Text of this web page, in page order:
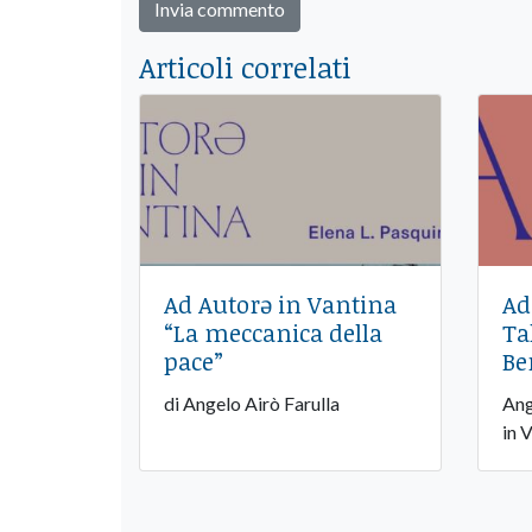
Articoli correlati
Ad Autorə in Vantina
“La meccanica della
pace”
di Angelo Airò Farulla
in